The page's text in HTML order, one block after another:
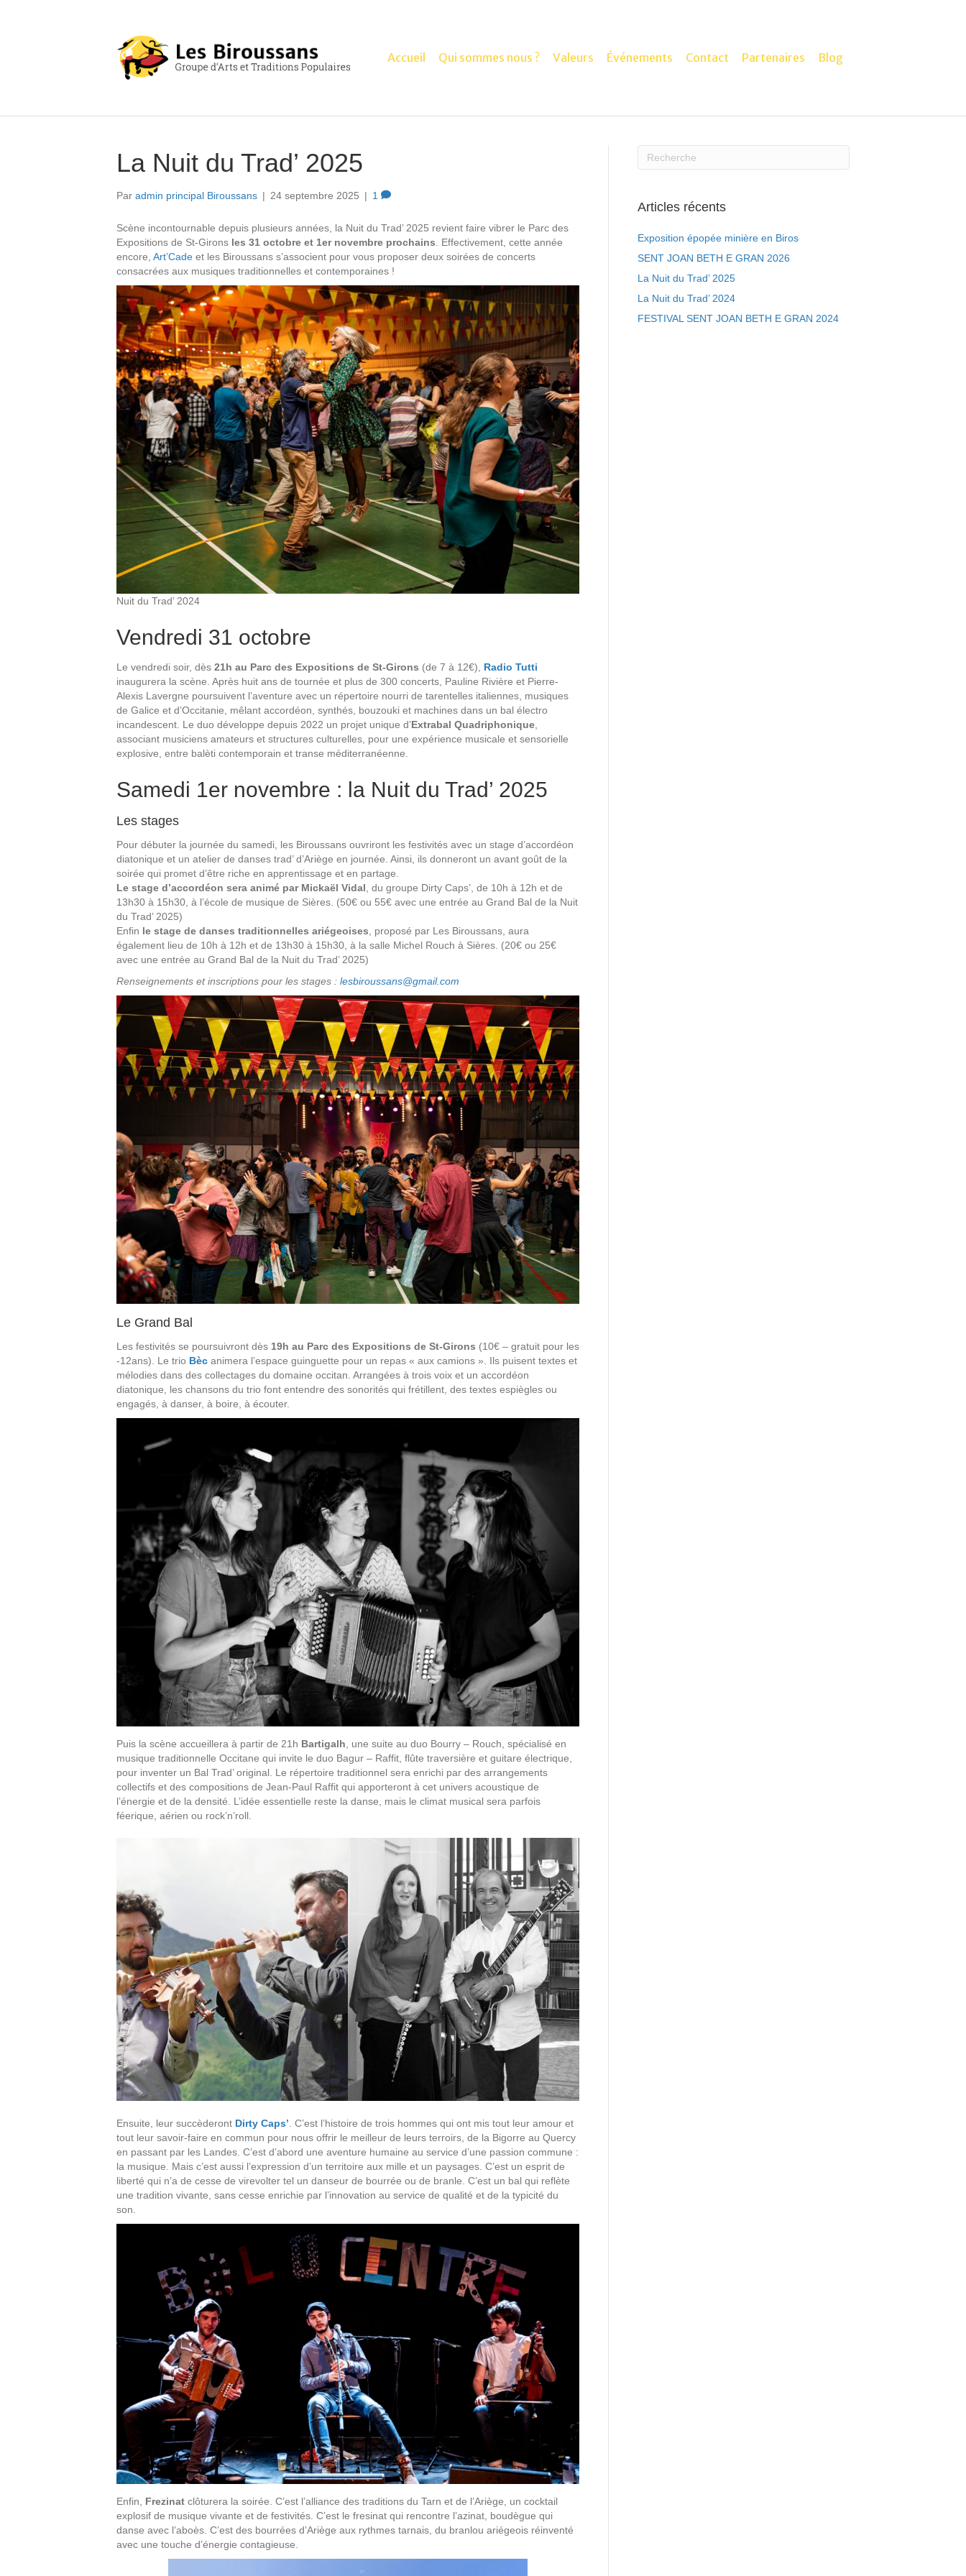
Accueil Qui sommes nous ? Valeurs Événements Contact Partenaires Blog
La Nuit du Trad’ 2025
Par admin principal Biroussans | 24 septembre 2025 | 1
Scène incontournable depuis plusieurs années, la Nuit du Trad’ 2025 revient faire vibrer le Parc des
Expositions de St-Girons les 31 octobre et 1er novembre prochains . Effectivement, cette année
encore, Art’Cade et les Biroussans s’associent pour vous proposer deux soirées de concerts
consacrées aux musiques traditionnelles et contemporaines !
Nuit du Trad’ 2024
Vendredi 31 octobre
Le vendredi soir, dès 21h au Parc des Expositions de St-Girons (de 7 à 12€), Radio Tutti
inaugurera la scène. Après huit ans de tournée et plus de 300 concerts, Pauline Rivière et Pierre-
Alexis Lavergne poursuivent l’aventure avec un répertoire nourri de tarentelles italiennes, musiques
de Galice et d’Occitanie, mêlant accordéon, synthés, bouzouki et machines dans un bal électro
incandescent. Le duo développe depuis 2022 un projet unique d’Extrabal Quadriphonique
associant musiciens amateurs et structures culturelles, pour une expérience musicale et sensorielle
explosive, entre balèti contemporain et transe méditerranéenne.
Samedi 1er novembre : la Nuit du Trad’ 2025
Les stages
Pour débuter la journée du samedi, les Biroussans ouvriront les festivités avec un stage d’accordéon
diatonique et un atelier de danses trad’ d’Ariège en journée. Ainsi, ils donneront un avant goût de la
soirée qui promet d’être riche en apprentissage et en partage.
Le stage d’accordéon sera animé par Mickaël Vidal , du groupe Dirty Caps’, de 10h à 12h et de
13h30 à 15h30, à l’école de musique de Sières. (50€ ou 55€ avec une entrée au Grand Bal de la Nuit
du Trad’ 2025)
Enfin le stage de danses traditionnelles ariégeoises , proposé par Les Biroussans, aura
également lieu de 10h à 12h et de 13h30 à 15h30, à la salle Michel Rouch à Sières. (20€ ou 25€
avec une entrée au Grand Bal de la Nuit du Trad’ 2025)
Renseignements et inscriptions pour les stages : lesbiroussans@gmail.com
Le Grand Bal
Les festivités se poursuivront dès 19h au Parc des Expositions de St-Girons (10€ – gratuit pour les
-12ans). Le trio Bèc animera l’espace guinguette pour un repas « aux camions ». Ils puisent textes et
mélodies dans des collectages du domaine occitan. Arrangées à trois voix et un accordéon
diatonique, les chansons du trio font entendre des sonorités qui frétillent, des textes espiègles ou
engagés, à danser, à boire, à écouter.
Puis la scène accueillera à partir de 21h Bartigalh , une suite au duo Bourry – Rouch, spécialisé en
musique traditionnelle Occitane qui invite le duo Bagur – Raffit, flûte traversière et guitare électrique,
pour inventer un Bal Trad’ original. Le répertoire traditionnel sera enrichi par des arrangements
collectifs et des compositions de Jean-Paul Raffit qui apporteront à cet univers acoustique de
l’énergie et de la densité. L’idée essentielle reste la danse, mais le climat musical sera parfois
féerique, aérien ou rock’n’roll.
Ensuite, leur succèderont Dirty Caps’ . C’est l’histoire de trois hommes qui ont mis tout leur amour et
tout leur savoir-faire en commun pour nous offrir le meilleur de leurs terroirs, de la Bigorre au Quercy
en passant par les Landes. C’est d’abord une aventure humaine au service d’une passion commune :
la musique. Mais c’est aussi l’expression d’un territoire aux mille et un paysages. C’est un esprit de
liberté qui n’a de cesse de virevolter tel un danseur de bourrée ou de branle. C’est un bal qui reflète
une tradition vivante, sans cesse enrichie par l’innovation au service de qualité et de la typicité du
son.
Enfin, Frezinat clôturera la soirée. C’est l’alliance des traditions du Tarn et de l’Ariège, un cocktail
explosif de musique vivante et de festivités. C’est le fresinat qui rencontre l’azinat, boudègue qui
danse avec l’aboès. C’est des bourrées d’Ariège aux rythmes tarnais, du branlou ariégeois réinventé
avec une touche d’énergie contagieuse.
Articles récents
Exposition épopée minière en Biros
SENT JOAN BETH E GRAN 2026
La Nuit du Trad’ 2025
La Nuit du Trad’ 2024
FESTIVAL SENT JOAN BETH E GRAN 2024